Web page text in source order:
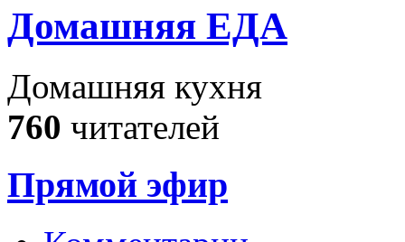
Домашняя ЕДА
Домашняя кухня
760 читателей
Прямой эфир